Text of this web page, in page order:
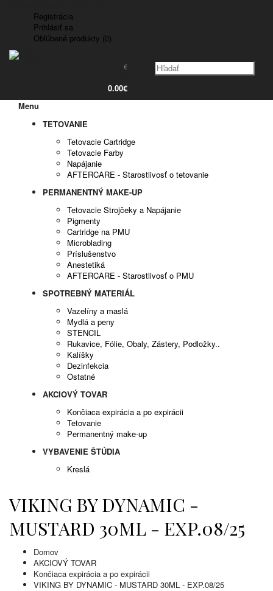
Registrácia
Prihlásiť sa
Obľúbené produkty (0)
€
0.00€
Menu
TETOVANIE
Tetovacie Cartridge
Tetovacie Farby
Napájanie
AFTERCARE - Starostlivosť o tetovanie
PERMANENTNÝ MAKE-UP
Tetovacie Strojčeky a Napájanie
Pigmenty
Cartridge na PMU
Microblading
Príslušenstvo
Anestetiká
AFTERCARE - Starostlivosť o PMU
SPOTREBNÝ MATERIÁL
Vazelíny a maslá
Mydlá a peny
STENCIL
Rukavice, Fólie, Obaly, Zástery, Podložky..
Kalíšky
Dezinfekcia
Ostatné
AKCIOVÝ TOVAR
Končiaca expirácia a po expirácii
Tetovanie
Permanentný make-up
VYBAVENIE ŠTÚDIA
Kreslá
VIKING BY DYNAMIC -
MUSTARD 30ML - EXP.08/25
Domov
AKCIOVÝ TOVAR
Končiaca expirácia a po expirácii
VIKING BY DYNAMIC - MUSTARD 30ML - EXP.08/25